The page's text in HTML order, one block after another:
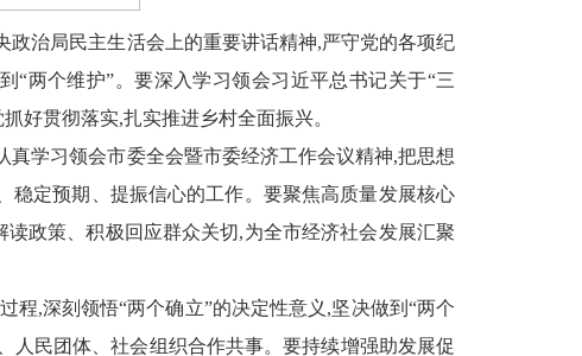
治局民主生活会上的重要讲话精神,严守党的各项纪
“两个维护”。要深入学习领会习近平总书记关于“三
好贯彻落实,扎实推进乡村全面振兴。
学习领会市委全会暨市委经济工作会议精神,把思想
稳定预期、提振信心的工作。要聚焦高质量发展核心
政策、积极回应群众关切,为全市经济社会发展汇聚
程,深刻领悟“两个确立”的决定性意义,坚决做到“两个
人民团体、社会组织合作共事。要持续增强助发展促